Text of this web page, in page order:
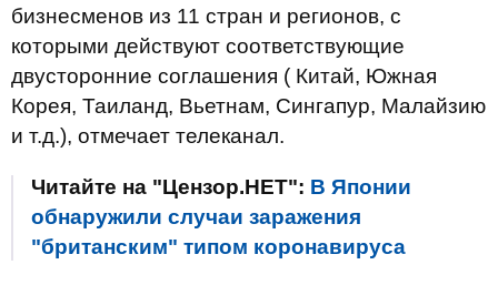
бизнесменов из 11 стран и регионов, с
которыми действуют соответствующие
двусторонние соглашения ( Китай, Южная
Корея, Таиланд, Вьетнам, Сингапур, Малайзию
и т.д.), отмечает телеканал.
Читайте на "Цензор.НЕТ": В Японии
обнаружили случаи заражения
"британским" типом коронавируса